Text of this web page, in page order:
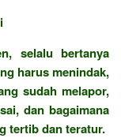
selalu bertanya
harus menindak,
sudah melapor,
dan bagaimana
tertib dan teratur.